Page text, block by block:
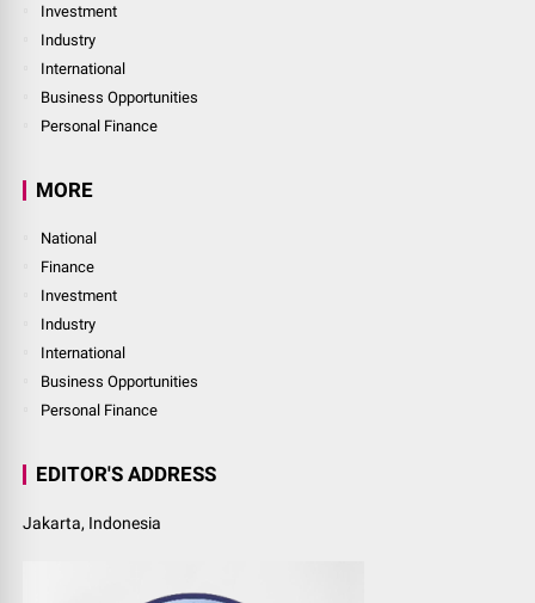
Investment
Industry
International
Business Opportunities
Personal Finance
MORE
National
Finance
Investment
Industry
International
Business Opportunities
Personal Finance
EDITOR'S ADDRESS
Jakarta, Indonesia